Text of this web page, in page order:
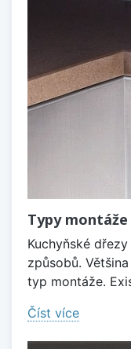
Typy
Kuchyňské
způsobů.
typ montáže.
Číst více